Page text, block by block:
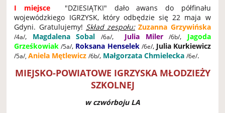
I miejsce "DZIESIĄTKI" dało awans do półfinału
wojewódzkiego IGRZYSK, który odbędzie się 22 maja w
Gdyni. Gratulujemy! Skład zespołu: Zuzanna Grzywińska
/4a/, Magdalena Sobal /6a/, Julia Miler /6b/, Jagoda
Grześkowiak/5a/, Roksana Henselek /6e/, Julia Kurkiewicz
/5a/,Aniela Mętlewicz /6b/, Małgorzata Chmielecka /6e/.
MIEJSKO-POWIATOWE IGRZYSKA MŁODZIEŻY
SZKOLNEJ
w czwórboju LA